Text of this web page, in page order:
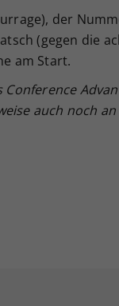
der
(gegen die
am Start.
Conference
auch noch